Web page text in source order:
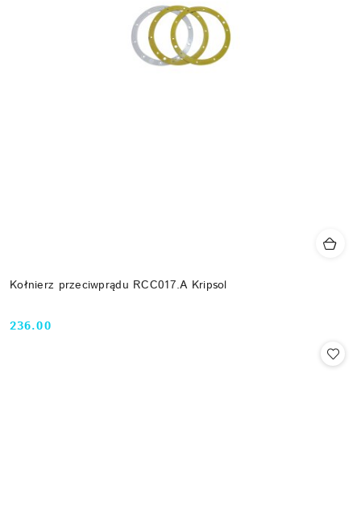
Kołnierz przeciwprądu RCC017.A Kripsol
Cena:
236.00